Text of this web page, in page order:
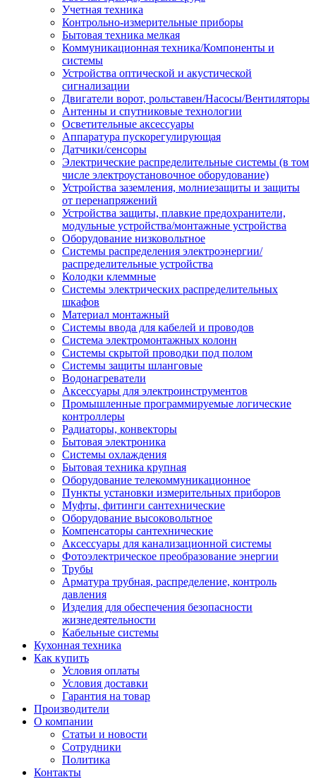
Учетная техника
Контрольно-измерительные приборы
Бытовая техника мелкая
Коммуникационная техника/Компоненты и
системы
Устройства оптической и акустической
сигнализации
Двигатели ворот, рольставен/Насосы/Вентиляторы
Антенны и спутниковые технологии
Осветительные аксессуары
Аппаратура пускорегулирующая
Датчики/сенсоры
Электрические распределительные системы (в том
числе электроустановочное оборудование)
Устройства заземления, молниезащиты и защиты
от перенапряжений
Устройства защиты, плавкие предохранители,
модульные устройства/монтажные устройства
Оборудование низковольтное
Системы распределения электроэнергии/
распределительные устройства
Колодки клеммные
Системы электрических распределительных
шкафов
Материал монтажный
Системы ввода для кабелей и проводов
Система электромонтажных колонн
Системы скрытой проводки под полом
Системы защиты шланговые
Водонагреватели
Аксессуары для электроинструментов
Промышленные программируемые логические
контроллеры
Радиаторы, конвекторы
Бытовая электроника
Системы охлаждения
Бытовая техника крупная
Оборудование телекоммуникационное
Пункты установки измерительных приборов
Муфты, фитинги сантехнические
Оборудование высоковольтное
Компенсаторы сантехнические
Аксессуары для канализационной системы
Фотоэлектрическое преобразование энергии
Трубы
Арматура трубная, распределение, контроль
давления
Изделия для обеспечения безопасности
жизнедеятельности
Кабельные системы
Кухонная техника
Как купить
Условия оплаты
Условия доставки
Гарантия на товар
Производители
О компании
Статьи и новости
Сотрудники
Политика
Контакты